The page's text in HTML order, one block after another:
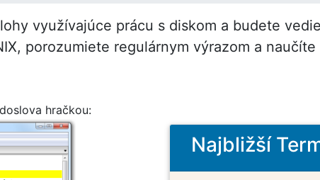
využívajúce prácu s diskom a budete
porozumiete regulárnym výrazom a
hračkou:
Najbližší